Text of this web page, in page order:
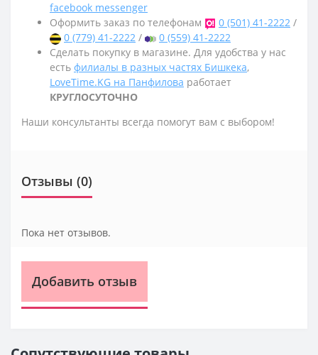
facebook messenger
Оформить заказ по телефонам
0 (501) 41-2222 /
0 (779) 41-2222 /
0 (559) 41-2222
Сделать покупку в магазине. Для удобства у нас
есть филиалы в разных частях Бишкека,
LoveTime.KG на Панфилова работает
КРУГЛОСУТОЧНО
Наши консультанты всегда помогут вам с выбором!
Отзывы (0)
Пока нет отзывов.
Добавить отзыв